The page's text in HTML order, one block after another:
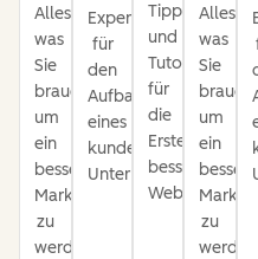
Alles,
was
Sie
brauchen,
um
ein
besserer
Marketer
zu
werden.
Expertentipps
für
den
Aufbau
eines
kundenorientierten
Unternehmens.
Tipps
und
Tutorials
für
die
Erstellung
besserer
Websites.
Alles,
was
Sie
um
ein
Marketer
zu
werden.